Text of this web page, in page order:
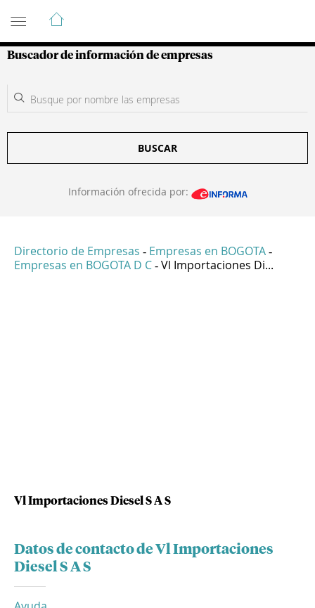
Guía de Empresas Colombianas
Buscador de información de empresas
BUSCAR
Información ofrecida por:
Directorio de Empresas - Empresas en BOGOTA -
Empresas en BOGOTA D C - Vl Importaciones Di...
Vl Importaciones Diesel S A S
Datos de contacto de Vl Importaciones
Diesel S A S